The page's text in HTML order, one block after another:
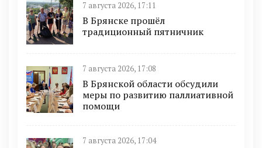
7 августа 2026, 17:11
В Брянске прошёл
традиционный пятничник
7 августа 2026, 17:08
В Брянской области обсудили
меры по развитию паллиативной
помощи
7 августа 2026, 17:04